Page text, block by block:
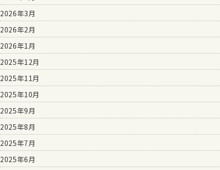
2026年3月
2026年2月
2026年1月
2025年12月
2025年11月
2025年10月
2025年9月
2025年8月
2025年7月
2025年6月